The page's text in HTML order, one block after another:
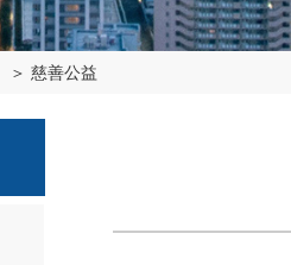
＞ 慈善公益